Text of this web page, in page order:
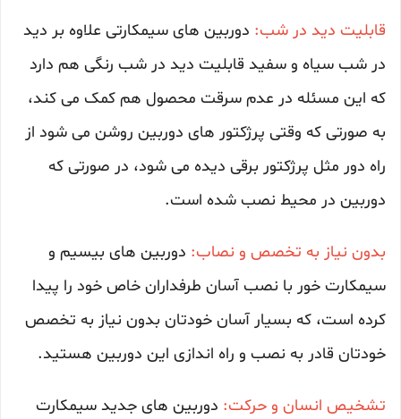
قابلیت دید در شب: دوربین های سیمکارتی علاوه بر دید
در شب سیاه و سفید قابلیت دید در شب رنگی هم دارد
که این مسئله در عدم سرقت محصول هم کمک می کند،
به صورتی که وقتی پرژکتور های دوربین روشن می شود از
راه دور مثل پرژکتور برقی دیده می شود، در صورتی که
دوربین در محیط نصب شده است.
بدون نیاز به تخصص و نصاب: دوربین های بیسیم و
سیمکارت خور با نصب آسان طرفداران خاص خود را پیدا
کرده است، که بسیار آسان خودتان بدون نیاز به تخصص
خودتان قادر به نصب و راه اندازی این دوربین هستید.
تشخیص انسان و حرکت: دوربین های جدید سیمکارت